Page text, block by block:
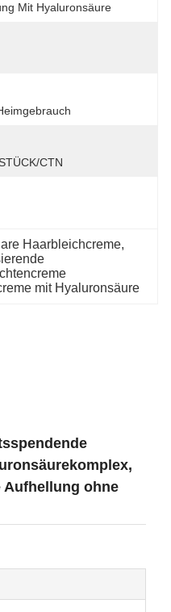
Mit Hyaluronsäure
CTN
Haarbleichcreme,
mit Hyaluronsäure
ohne